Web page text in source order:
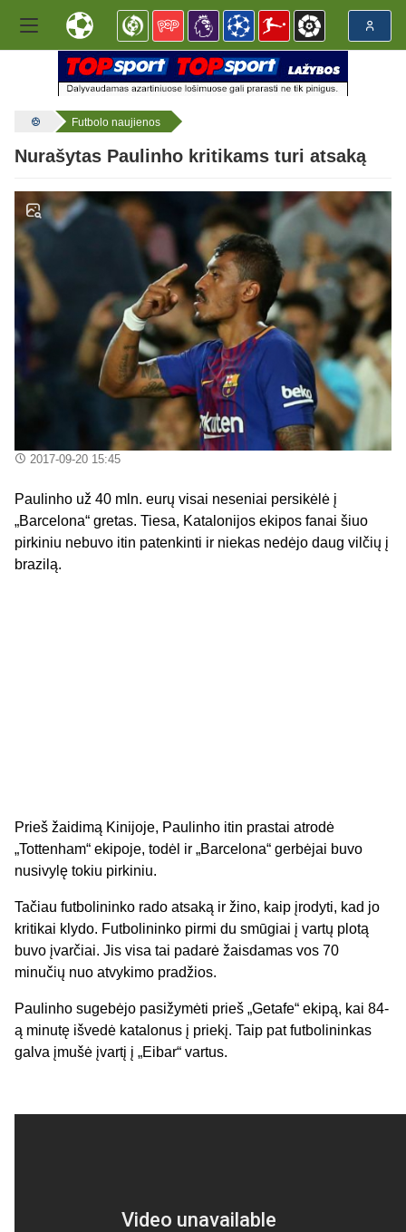
Futbolo naujienos
Nurašytas Paulinho kritikams turi atsaką
2017-09-20 15:45
Paulinho už 40 mln. eurų visai neseniai persikėlė į
„Barcelona“ gretas. Tiesa, Katalonijos ekipos fanai šiuo
pirkiniu nebuvo itin patenkinti ir niekas nedėjo daug vilčių į
brazilą.
Prieš žaidimą Kinijoje, Paulinho itin prastai atrodė
„Tottenham“ ekipoje, todėl ir „Barcelona“ gerbėjai buvo
nusivylę tokiu pirkiniu.
Tačiau futbolininko rado atsaką ir žino, kaip įrodyti, kad jo
kritikai klydo. Futbolininko pirmi du smūgiai į vartų plotą
buvo įvarčiai. Jis visa tai padarė žaisdamas vos 70
minučių nuo atvykimo pradžios.
Paulinho sugebėjo pasižymėti prieš „Getafe“ ekipą, kai 84-
ą minutę išvedė katalonus į priekį. Taip pat futbolininkas
galva įmušė įvartį į „Eibar“ vartus.